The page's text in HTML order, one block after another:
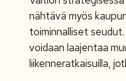
nähtävä myös
toiminnalliset
voidaan laajentaa
liikenneratkaisuilla,